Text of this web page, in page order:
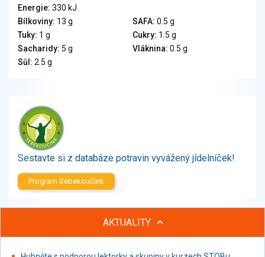
Veganské a vegetariánské výrobky
Tuky
Obiloviny, mouka, cereální výrobky
Chléb, pečivo, křehké chleby, pufované výrobky
Ořechy, semena
Zelenina
Brambory, luštěniny, houby
Sladkosti, slané výrobky
Ochucovadla, přísady, sladidla
Proteinové výrobky, doplňky stravy
Energie: 330 kJ
Bílkoviny: 13 g SAFA: 0.5 g
Tuky: 1 g Cukry: 1.5 g
Sacharidy: 5 g Vláknina: 0.5 g
Sůl: 2.5 g
Sestavte si z databáze potravin vyvážený jídelníček!
Program Sebekoučink
AKTUALITY